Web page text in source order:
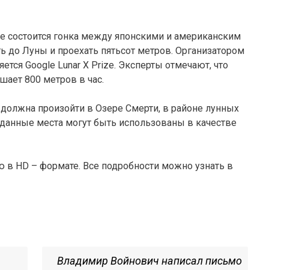
состоится гонка между японскими и американским
Луны и проехать пятьсот метров. Организатором
Google Lunar X Prize. Эксперты отмечают, что
800 метров в час.
произойти в Озере Смерти, в районе лунных
места могут быть использованы в качестве
в HD – формате. Все подробности можно узнать в
Next
Владимир Войнович написал письмо